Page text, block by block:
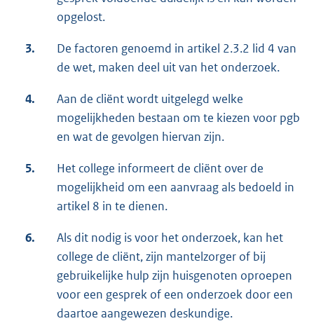
opgelost.
3.
De factoren genoemd in artikel 2.3.2 lid 4 van
de wet, maken deel uit van het onderzoek.
4.
Aan de cliënt wordt uitgelegd welke
mogelijkheden bestaan om te kiezen voor pgb
en wat de gevolgen hiervan zijn.
5.
Het college informeert de cliënt over de
mogelijkheid om een aanvraag als bedoeld in
artikel 8 in te dienen.
6.
Als dit nodig is voor het onderzoek, kan het
college de cliënt, zijn mantelzorger of bij
gebruikelijke hulp zijn huisgenoten oproepen
voor een gesprek of een onderzoek door een
daartoe aangewezen deskundige.